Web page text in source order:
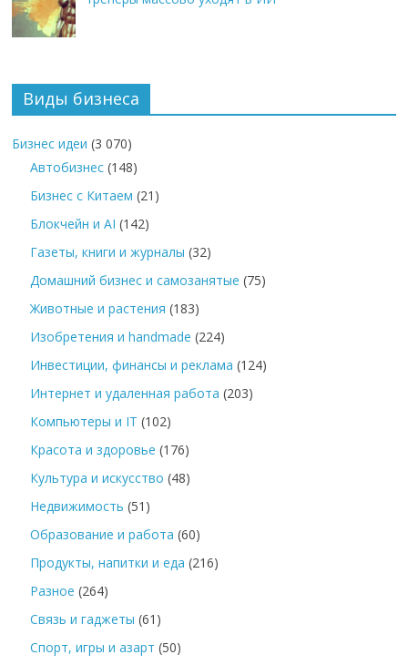
Виды бизнеса
Бизнес идеи (3 070)
Автобизнес (148)
Бизнес с Китаем (21)
Блокчейн и AI (142)
Газеты, книги и журналы (32)
Домашний бизнес и самозанятые (75)
Животные и растения (183)
Изобретения и handmade (224)
Инвестиции, финансы и реклама (124)
Интернет и удаленная работа (203)
Компьютеры и IT (102)
Красота и здоровье (176)
Культура и искусство (48)
Недвижимость (51)
Образование и работа (60)
Продукты, напитки и еда (216)
Разное (264)
Связь и гаджеты (61)
Спорт, игры и азарт (50)